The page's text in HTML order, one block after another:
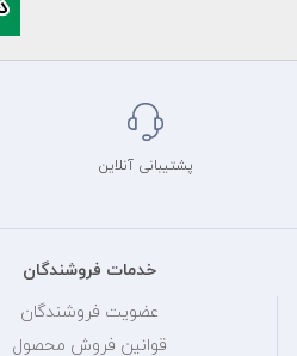
پشتیبانی آنلاین
خدمات فروشندگان
عضویت فروشندگان
قوانین فروش محصول